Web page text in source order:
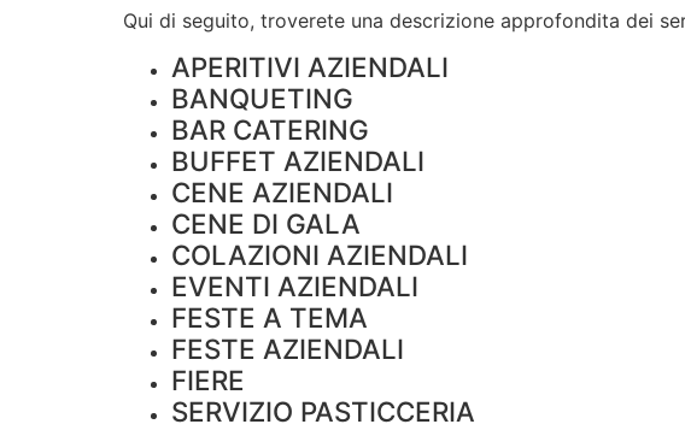
Qui di seguito, troverete una descrizione approfondita dei
APERITIVI AZIENDALI
BANQUETING
BAR CATERING
BUFFET AZIENDALI
CENE AZIENDALI
CENE DI GALA
COLAZIONI AZIENDALI
EVENTI AZIENDALI
FESTE A TEMA
FESTE AZIENDALI
FIERE
SERVIZIO PASTICCERIA